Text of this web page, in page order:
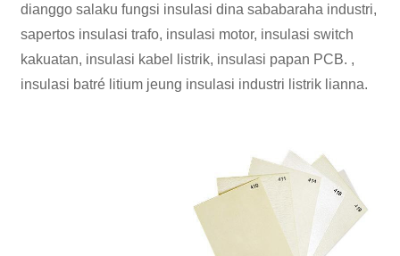
dianggo salaku fungsi insulasi dina sababaraha industri,
sapertos insulasi trafo, insulasi motor, insulasi switch
kakuatan, insulasi kabel listrik, insulasi papan PCB. ,
insulasi batré litium jeung insulasi industri listrik lianna.